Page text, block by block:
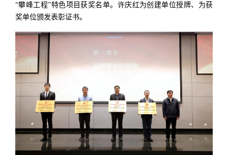
“攀峰工程”特色项目获奖名单。许庆红为创建单位授牌、为获
奖单位颁发表彰证书。